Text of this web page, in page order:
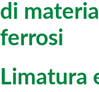
di
ferrosi
Limatura